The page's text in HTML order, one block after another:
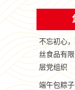
不忘初心
丝食品有
层党组织
端午包粽子